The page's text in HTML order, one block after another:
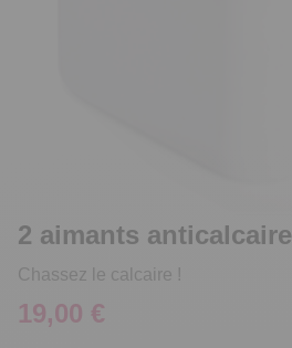
2 aimants anticalcaire
Chassez le calcaire !
19,00 €